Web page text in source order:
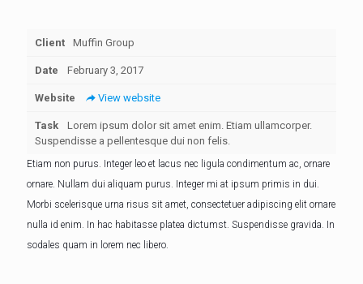
Client Muffin Group
Date February 3, 2017
Website View website
Task
Lorem ipsum dolor sit amet enim. Etiam ullamcorper.
Suspendisse a pellentesque dui non felis.
Etiam non purus. Integer leo et lacus nec ligula condimentum ac, ornare
ornare. Nullam dui aliquam purus. Integer mi at ipsum primis in dui.
Morbi scelerisque urna risus sit amet, consectetuer adipiscing elit ornare
nulla id enim. In hac habitasse platea dictumst. Suspendisse gravida. In
sodales quam in lorem nec libero.